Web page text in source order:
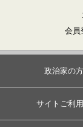
会員
政治家の
サイトご利